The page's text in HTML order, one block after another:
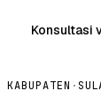
Konsultasi
KABUPATEN ·